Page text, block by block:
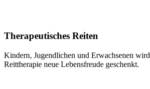
Therapeutisches Reiten
Kindern, Jugendlichen und Erwachsenen
Reittherapie neue Lebensfreude geschenkt.